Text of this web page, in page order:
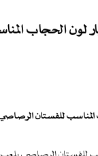
لون الحجاب
المناسب للفستان